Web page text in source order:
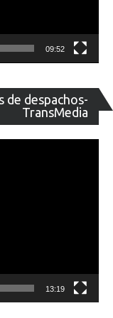
09:52
de despachos-
TransMedia
de
13:19